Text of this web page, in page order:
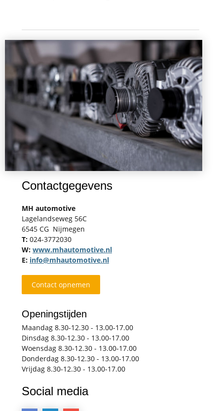
Contactgegevens
MH automotive
Lagelandseweg 56C
6545 CG Nijmegen
T: 024-3772030
W: www.mhautomotive.nl
E: info@mhautomotive.nl
Contact opnemen
Openingstijden
Maandag 8.30-12.30 - 13.00-17.00
Dinsdag 8.30-12.30 - 13.00-17.00
Woensdag 8.30-12.30 - 13.00-17.00
Donderdag 8.30-12.30 - 13.00-17.00
Vrijdag 8.30-12.30 - 13.00-17.00
Social media